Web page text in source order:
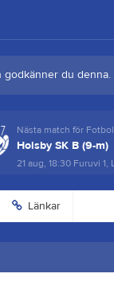
godkänner du denna.
Nästa match för
Holsby SK B (9-m)
21 aug, 18:30 Furuvi 1,
Länkar